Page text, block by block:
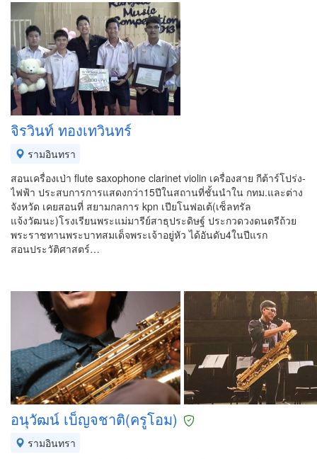
จิรวินท์ ทองเทวินทร์
รามอินทรา
สอนเครื่องเป่า flute saxophone clarinet violin เครื่องสาย กีต้าร์โปร่ง-
ไฟฟ้า ประสบการการแสดงกว่า15ปีในสถานที่ชั้นนำใน กทม.และต่าง
จังหวัด เคยสอนที่ สยามกลการ kpn เปียโนฟอเต้(เซ็ลทรัล
แจ้งวัฒนะ)โรงเรียนพระแม่มารีย์สาธุประดิษฐ์ ประกวดวงดนตรีถ้วย
พระราชทานพระบาทสมเด็จพระเจ้าอยู่หัว ได้อันดับ4ในปีแรก
สอนประวัติศาสตร์…
อนุวัฒน์ เบ็ญจชาติ(ครูโอม)
รามอินทรา